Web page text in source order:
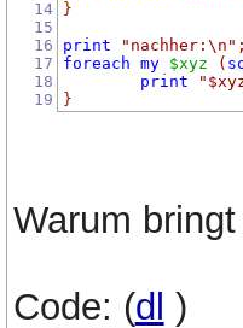
14
15
16
17
18
19
}
print
"nachher:\n"
foreach
my $xyz (
print
}
Warum
Code: (dl )